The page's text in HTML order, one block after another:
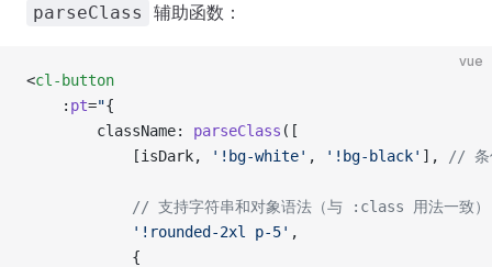
parseClass 辅助函数：
vue
<cl-button
	:
pt="{
		className:
parseClass ([
			[isDark,
'!bg-white' , '!bg-black' ], // 条
			// 支持字符串和对象语法（与 :class 用法一致）
			'!rounded-2xl p-5'
,
			{